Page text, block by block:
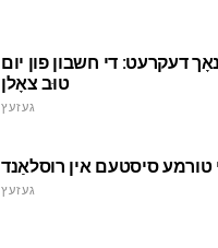
דעקרעט: די חשבון פון יום
טוּב צאָלן
געזעץ
טורמע סיסטעם אין רוסלאַנד
געזעץ